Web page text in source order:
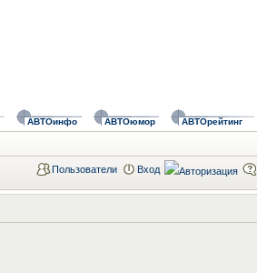
АВТОинфо АВТОюмор АВТОрейтинг
Пользователи Вход